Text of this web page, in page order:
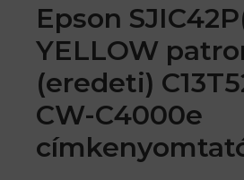
Epson
YELLOW
(eredeti)
CW-C4000e